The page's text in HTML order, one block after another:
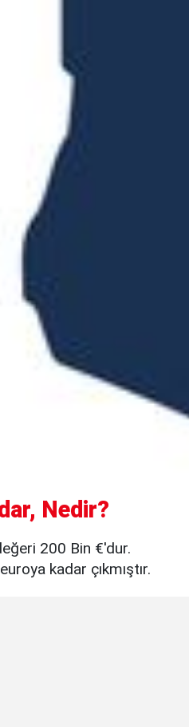
Nedir?
200 Bin €'dur.
kadar çıkmıştır.